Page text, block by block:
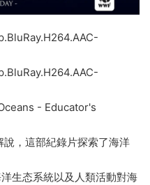
- Educator's
說，這部紀錄片探索了海洋
生态系統以及人類活動對海